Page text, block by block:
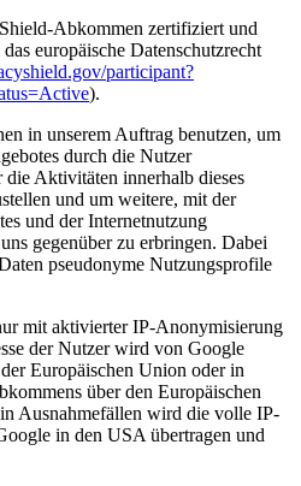
Abkommen zertifiziert und
europäische Datenschutzrecht
participant?
).
in unserem Auftrag benutzen, um
durch die Nutzer
die Aktivitäten innerhalb dieses
und um weitere, mit der
und der Internetnutzung
gegenüber zu erbringen. Dabei
pseudonyme Nutzungsprofile
mit aktivierter IP-Anonymisierung
der Nutzer wird von Google
Europäischen Union oder in
über den Europäischen
Ausnahmefällen wird die volle IP-
in den USA übertragen und